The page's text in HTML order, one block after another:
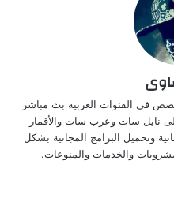
فى القنوات العربية بث مباشر
نايل سات وعرب سات والأقمار
وتحميل البرامج المجانية بشكل
والخدمات والمنوعات.